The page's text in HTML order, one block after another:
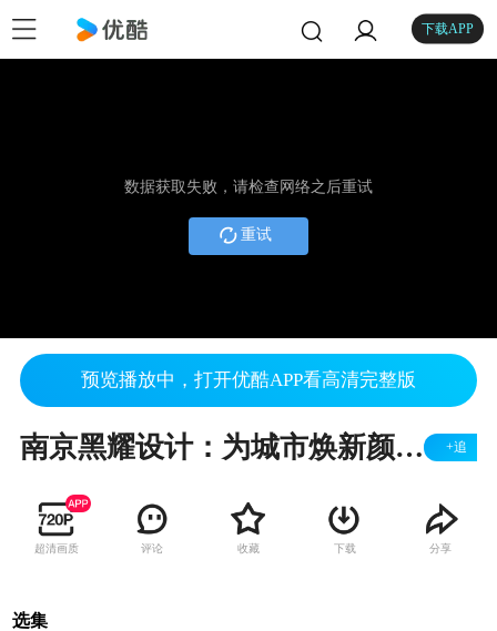
下载APP
数据获取失败，请检查网络之后重试
重试
预览播放中，打开优酷APP看高清完整版
南京黑耀设计：为城市焕新颜，为乡村添魅力 +追
超清画质 评论 收藏 下载 分享
选集